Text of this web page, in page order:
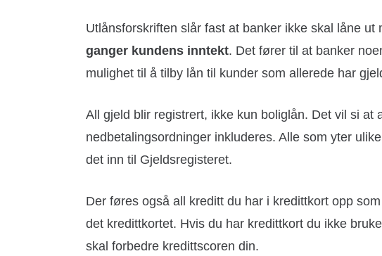
Utlånsforskriften slår fast at banker ikke skal låne ut
ganger kundens inntekt. Det fører til at banker
mulighet til å tilby lån til kunder som allerede har
All gjeld blir registrert, ikke kun boliglån. Det vil si at
nedbetalingsordninger inkluderes. Alle som yter
det inn til Gjeldsregisteret.
Der føres også all kreditt du har i kredittkort opp
det kredittkortet. Hvis du har kredittkort du ikke
skal forbedre kredittscoren din.